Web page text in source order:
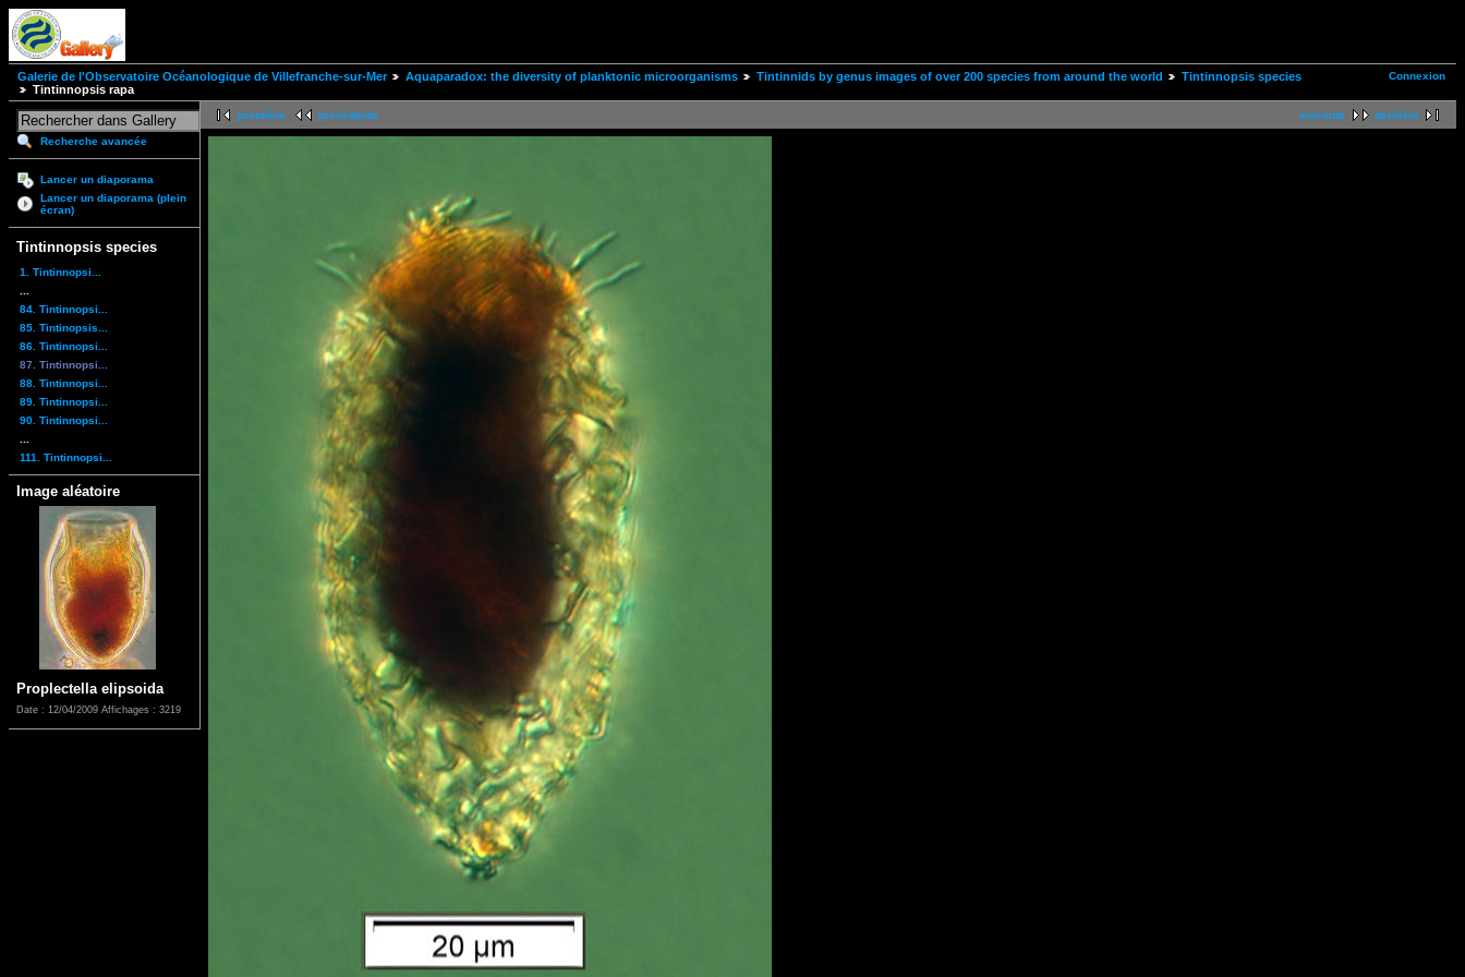
Connexion
Galerie de l'Observatoire Océanologique de Villefranche-sur-Mer Aquaparadox: the diversity of planktonic microorganisms Tintinnids by genus images of over 200 species from around the world
Tintinnopsis species
Tintinnopsis rapa
Recherche avancée
Lancer un diaporama
Lancer un diaporama (plein
écran)
Tintinnopsis species
1. Tintinnopsi...
84. Tintinnopsi...
85. Tintinopsis...
86. Tintinnopsi...
87. Tintinnopsi...
88. Tintinnopsi...
89. Tintinnopsi...
90. Tintinnopsi...
111. Tintinnopsi...
Image aléatoire
Proplectella elipsoida
Date : 12/04/2009 Affichages : 3219
suivante dernière
première précédente